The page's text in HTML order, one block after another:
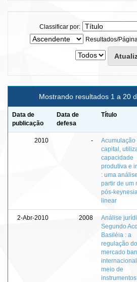
Classificar por:
Resultados/Página
Mostrando resultados 1 a 20
Data de
publicação
Data de
defesa
Título
2010 -
Acumulação
capital,
capacidade
produtiva e
: uma
partir de um
pós-
linear
2-Abr-2010 2008
Análise
Segundo
Basiléia : a
regulação do
mercado
meio de